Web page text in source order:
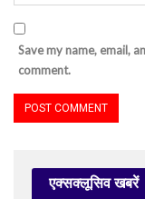
Save my name, email,
comment.
एक्सक्लूसिव खबरें